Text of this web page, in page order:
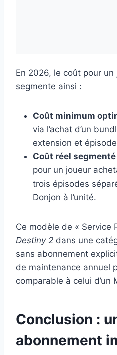
En 2026, le coût pour
segmente ainsi :
Coût minimum
via l’achat d’un
extension et
Coût réel segmenté
pour un joueur
trois épisodes
Donjon à l’unité.
Ce modèle de « Service
Destiny 2 dans une
sans abonnement
de maintenance annuel
comparable à celui d’un
Conclusion :
abonnement